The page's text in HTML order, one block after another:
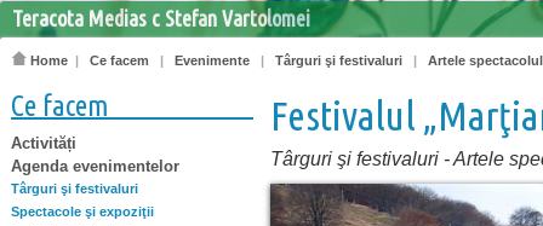
Teracota Medias c Stefan Vartolomei
Home | Ce facem | Evenimente | Târguri şi festivaluri | Artele
Ce facem
Activități
Agenda evenimentelor
Târguri şi festivaluri
Spectacole şi expoziţii
Festivalul
Târguri şi festivaluri -Artele